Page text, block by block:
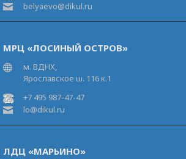
belyaevo@dikul.ru
МРЦ «ЛОСИНЫЙ ОСТРОВ»
м. ВДНХ,
Ярославское ш. 116 к.1
+7 495 987-47-47
lo@dikul.ru
ЛДЦ «МАРЬИНО»